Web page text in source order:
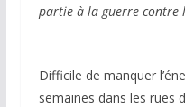
partie à la guerre contre
Difficile de manquer
semaines dans les rues